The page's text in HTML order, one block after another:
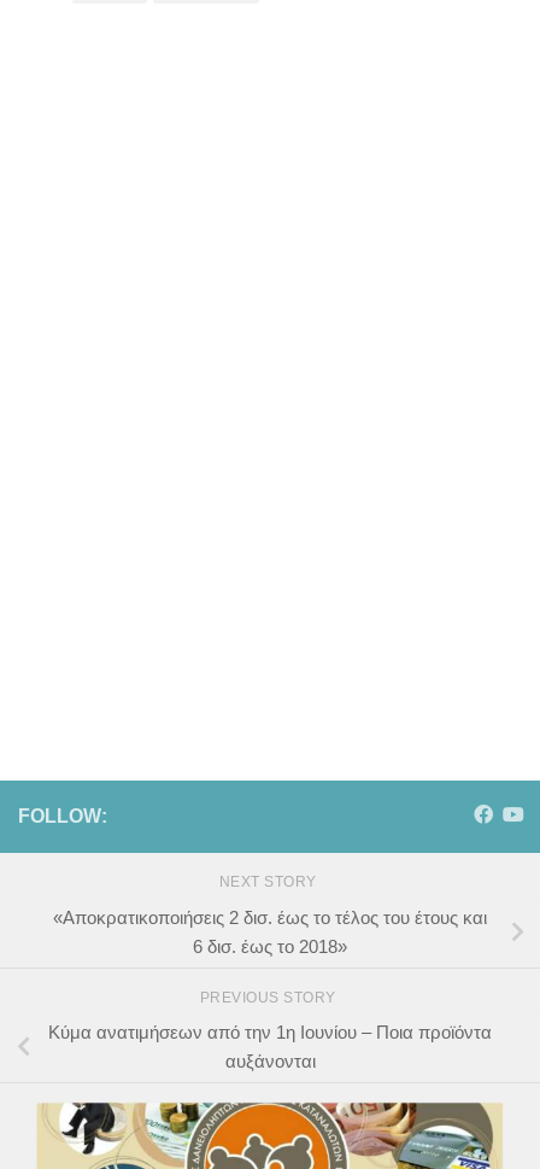
FOLLOW:
NEXT STORY
«Αποκρατικοποιήσεις 2 δισ. έως το τέλος του έτους και
6 δισ. έως το 2018»
PREVIOUS STORY
Κύμα ανατιμήσεων από την 1η Ιουνίου – Ποια προϊόντα
αυξάνονται